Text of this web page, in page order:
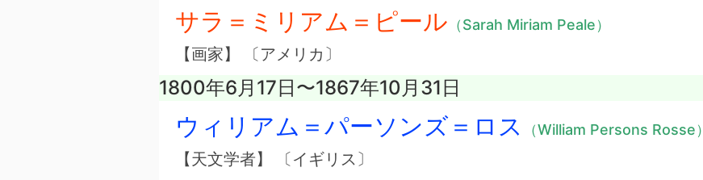
サラ＝ミリアム＝ピール （Sarah Miriam Peale）
【画家】 〔アメリカ〕
1800年6月17日〜1867年10月31日
ウィリアム＝パーソンズ＝ロス （William Persons Rosse）
【天文学者】 〔イギリス〕